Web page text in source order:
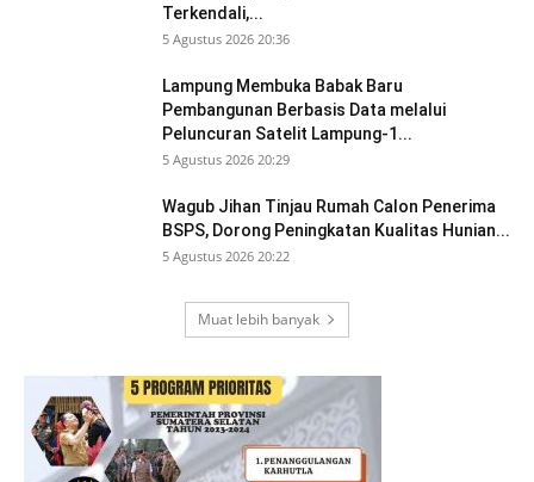
Terkendali,...
5 Agustus 2026 20:36
Lampung Membuka Babak Baru
Pembangunan Berbasis Data melalui
Peluncuran Satelit Lampung-1...
5 Agustus 2026 20:29
Wagub Jihan Tinjau Rumah Calon Penerima
BSPS, Dorong Peningkatan Kualitas Hunian...
5 Agustus 2026 20:22
Muat lebih banyak